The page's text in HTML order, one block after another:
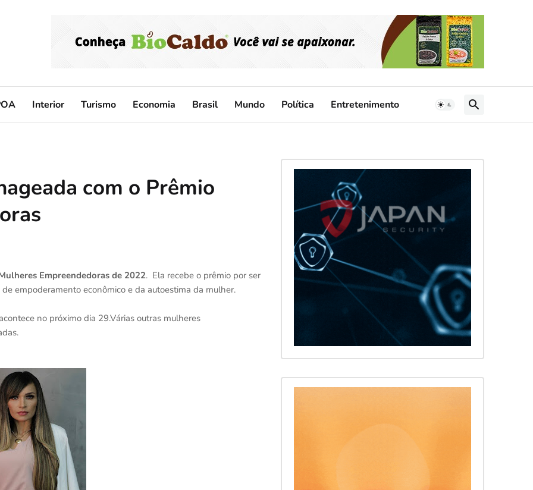
Interior Turismo Economia Brasil Mundo Política Entretenimento
com o Prêmio
Empreendedoras de 2022. Ela recebe o prêmio por ser
empoderamento econômico e da autoestima da mulher.
no próximo dia 29.Várias outras mulheres